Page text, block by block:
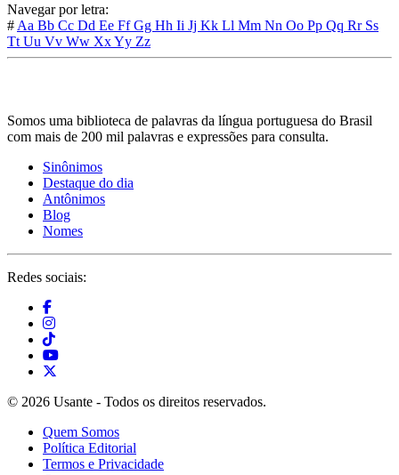
Navegar por letra:
# Aa Bb Cc Dd Ee FfGg Hh Ii Jj Kk Ll Mm Nn Oo Pp Qq Rr Ss
Tt Uu Vv Ww XxYy Zz
Somos uma biblioteca de palavras da língua portuguesa do Brasil
com mais de 200 mil palavras e expressões para consulta.
Sinônimos
Destaque do dia
Antônimos
Blog
Nomes
Redes sociais:
© 2026 Usante - Todos os direitos reservados.
Quem Somos
Política Editorial
Termos e Privacidade